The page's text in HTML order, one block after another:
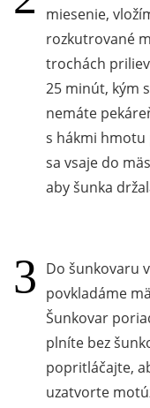
miesenie,
rozkutrované
trochách
25 minút, kým
nemáte
s hákmi hmotu
sa vsaje do
aby šunka
Do šunkovaru
povkladáme
Šunkovar
plníte bez
popritláčajte,
uzatvorte